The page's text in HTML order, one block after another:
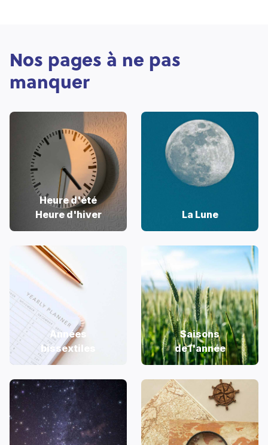
Nos pages à ne pas
manquer
Heure d'été
Heure d'hiver
La Lune
Années
bissextiles
Saisons
de l'année